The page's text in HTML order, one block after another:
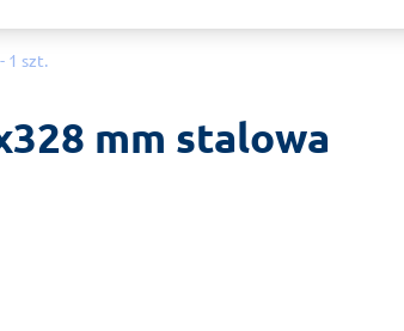
1 szt.
mm stalowa